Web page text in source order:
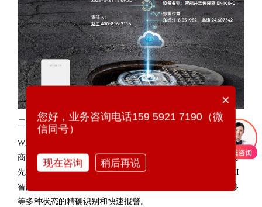
二、以数智赋能井盖监管
WITBEE®万宾科技®
搭载业界领先厂
商的MEMS芯片技术，时刻感知井盖的各种状态变化。它集成
先进的传感器技术、低功耗广域通信技术、边缘计算能力及AI
智能分析算法，可以实现对井盖位置异常、开启、震动、位移
等多种状态的精确识别和快速报警。
×
您好，业务咨询电话159 5921 7190（微
信同号）
现在咨询 稍后再说